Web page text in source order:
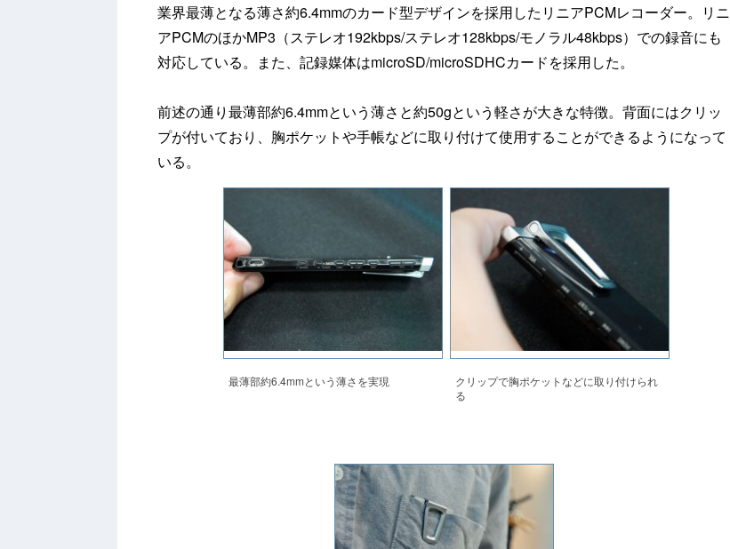
業界最薄となる薄さ約6.4mmのカード型デザインを採用したリニアPCMレコーダー。リニ
アPCMのほかMP3（ステレオ192kbps/ステレオ128kbps/モノラル48kbps）での録音にも
対応している。また、記録媒体はmicroSD/microSDHCカードを採用した。
前述の通り最薄部約6.4mmという薄さと約50gという軽さが大きな特徴。背面にはクリッ
プが付いており、胸ポケットや手帳などに取り付けて使用することができるようになって
いる。
最薄部約6.4mmという薄さを実現
クリップで胸ポケットなどに取り付けられ
る